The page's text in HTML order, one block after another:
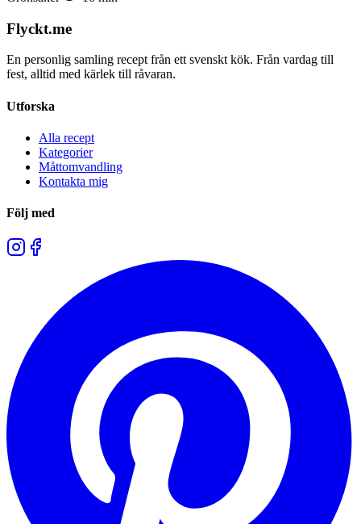
Flyckt.me
En personlig samling recept från ett svenskt kök. Från vardag till
fest, alltid med kärlek till råvaran.
Utforska
Alla recept
Kategorier
Måttomvandling
Kontakta mig
Följ med